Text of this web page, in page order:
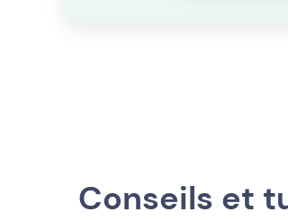
Conseils et